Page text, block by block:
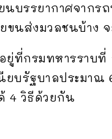
นบรรยากาศจากร
ขนส่งมวลชนบ้าง จ
ยู่ที่กรมทหารราบที่
ยบรัฐบาลประมาณ
4 วิธีด้วยกัน